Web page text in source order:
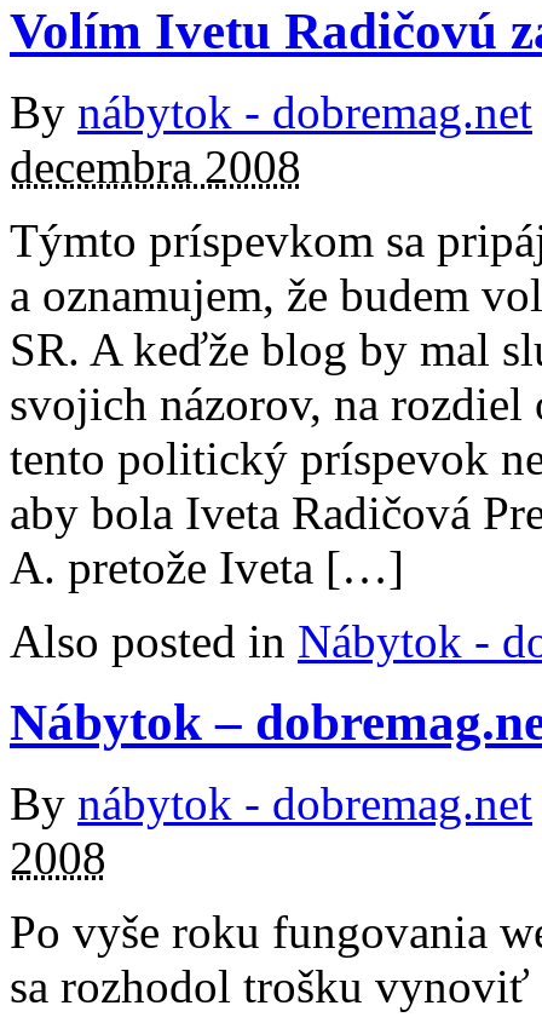
Volím Ivetu Radičovú
By nábytok - dobremag.net
decembra 2008
Týmto príspevkom sa
a oznamujem, že budem
SR. A keďže blog by mal
svojich názorov, na
tento politický príspevok
aby bola Iveta Radičová
A. pretože Iveta […]
Also posted in Nábytok -
Nábytok –
By nábytok - dobremag.net
2008
Po vyše roku fungovania
sa rozhodol trošku